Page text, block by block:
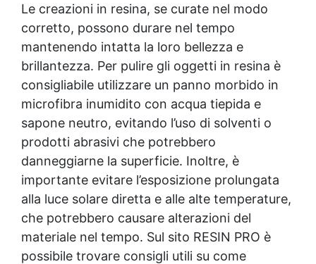
Le creazioni in resina, se curate nel modo
corretto, possono durare nel tempo
mantenendo intatta la loro bellezza e
brillantezza. Per pulire gli oggetti in resina è
consigliabile utilizzare un panno morbido in
microfibra inumidito con acqua tiepida e
sapone neutro, evitando l’uso di solventi o
prodotti abrasivi che potrebbero
danneggiarne la superficie. Inoltre, è
importante evitare l’esposizione prolungata
alla luce solare diretta e alle alte temperature,
che potrebbero causare alterazioni del
materiale nel tempo. Sul sito RESIN PRO è
possibile trovare consigli utili su come